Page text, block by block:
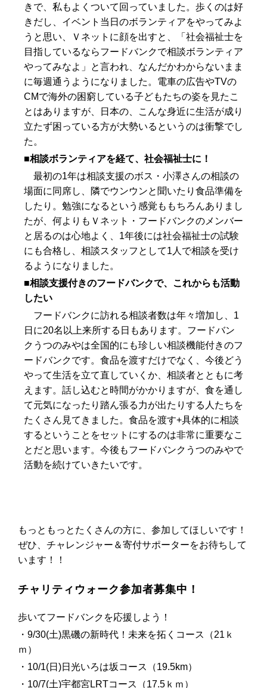
きで、私もよくついて回っていました。歩くのは好
きだし、イベント当日のボランティアをやってみよ
うと思い、Ｖネットに顔を出すと、「社会福祉士を
目指しているならフードバンクで相談ボランティア
やってみなよ」と言われ、なんだかわからないまま
に毎週通うようになりました。電車の広告やTVの
CMで海外の困窮している子どもたちの姿を見たこ
とはありますが、日本の、こんな身近に生活が成り
立たず困っている方が大勢いるというのは衝撃でし
た。
■相談ボランティアを経て、社会福祉士に！
最初の1年は相談支援のボス・小澤さんの相談の
場面に同席し、隣でウンウンと聞いたり食品準備を
したり。勉強になるという感覚ももちろんありまし
たが、何よりもＶネット・フードバンクのメンバー
と居るのは心地よく、1年後には社会福祉士の試験
にも合格し、相談スタッフとして1人で相談を受け
るようになりました。
■相談支援付きのフードバンクで、これからも活動
したい
フードバンクに訪れる相談者数は年々増加し、1
日に20名以上来所する日もあります。フードバン
クうつのみやは全国的にも珍しい相談機能付きのフ
ードバンクです。食品を渡すだけでなく、今後どう
やって生活を立て直していくか、相談者とともに考
えます。話し込むと時間がかかりますが、食を通し
て元気になったり踏ん張る力が出たりする人たちを
たくさん見てきました。食品を渡す+具体的に相談
するということをセットにするのは非常に重要なこ
とだと思います。今後もフードバンクうつのみやで
活動を続けていきたいです。
もっともっとたくさんの方に、参加してほしいです！
ぜひ、チャレンジャー＆寄付サポーターをお待ちして
います！！
チャリティウォーク参加者募集中！
歩いてフードバンクを応援しよう！
・9/30(土)黒磯の新時代！未来を拓くコース（21ｋ
ｍ）
・10/1(日)日光いろは坂コース（19.5km）
・10/7(土)宇都宮LRTコース（17.5ｋｍ）